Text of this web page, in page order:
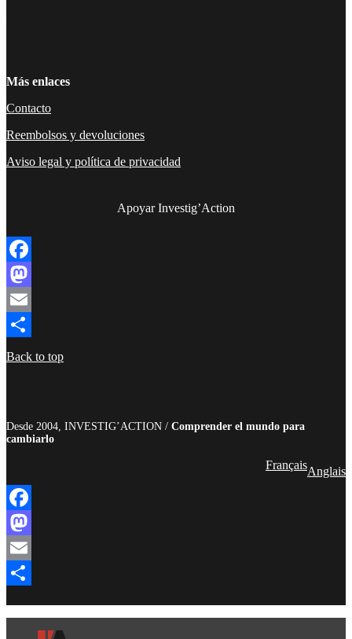
Más enlaces
Contacto
Reembolsos y devoluciones
Aviso legal y política de privacidad
Apoyar Investig’Action
Facebook
Mastodon
Email
Compartir
Back to top
Desde 2004, INVESTIG’ACTION / Comprender el mundo para
cambiarlo
FrançaisAnglais
Facebook
Mastodon
Email